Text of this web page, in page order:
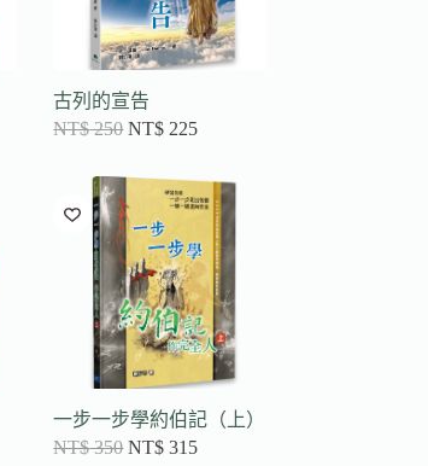
古列的宣告
NT$250 NT$ 225
一步一步學約伯記（上）
NT$350 NT$ 315